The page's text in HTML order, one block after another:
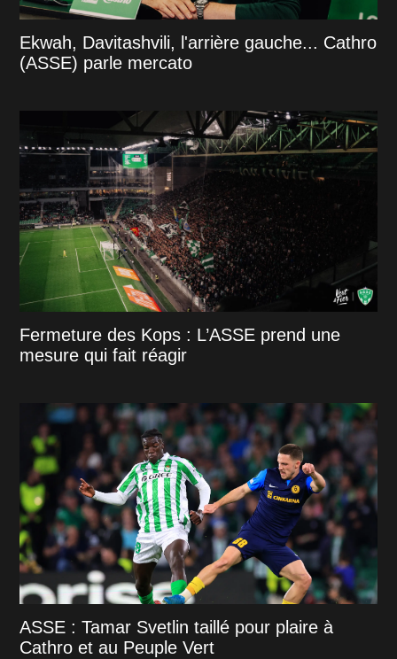
Ekwah, Davitashvili, l'arrière gauche... Cathro
(ASSE) parle mercato
Fermeture des Kops : L’ASSE prend une
mesure qui fait réagir
ASSE : Tamar Svetlin taillé pour plaire à
Cathro et au Peuple Vert